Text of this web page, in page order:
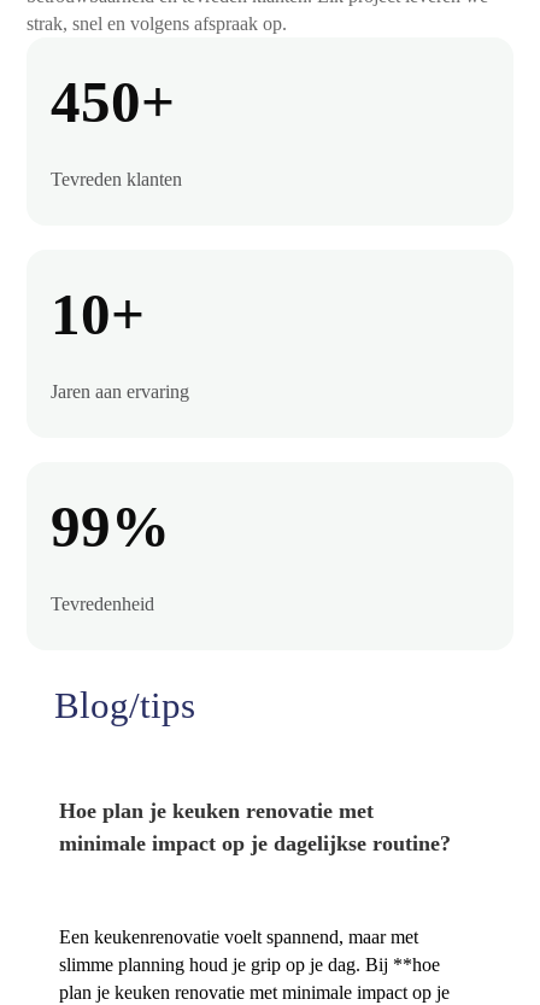
strak, snel en volgens afspraak op.
450+
Tevreden klanten
10+
Jaren aan ervaring
99%
Tevredenheid
Blog/tips
Hoe plan je keuken renovatie met
minimale impact op je dagelijkse routine?
Een keukenrenovatie voelt spannend, maar met
slimme planning houd je grip op je dag.​ Bij **hoe
plan je keuken renovatie met minimale impact op je